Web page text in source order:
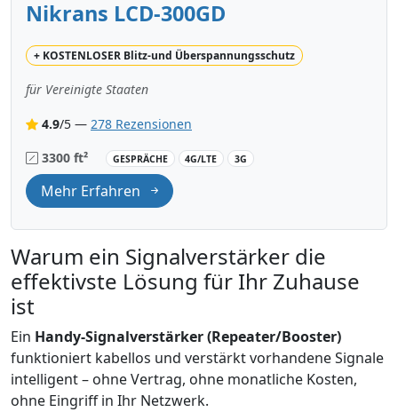
Nikrans LCD-300GD
+ KOSTENLOSERBlitz-und Überspannungsschutz
für Vereinigte Staaten
4.9/5 — 278 Rezensionen
3300 ft²
GESPRÄCHE 4G/LTE 3G
Mehr Erfahren
Warum ein Signalverstärker die
effektivste Lösung für Ihr Zuhause
ist
Ein Handy-Signalverstärker (Repeater/Booster)
funktioniert kabellos und verstärkt vorhandene Signale
intelligent – ohne Vertrag, ohne monatliche Kosten,
ohne Eingriff in Ihr Netzwerk.